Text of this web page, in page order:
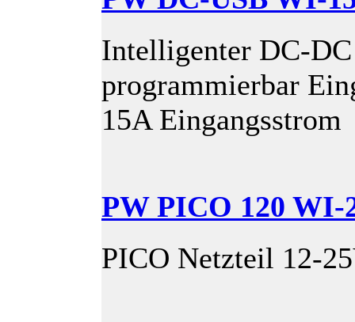
Intelligenter DC-
programmierbar
15A Eingangsstrom
PW PICO 120 WI-
PICO Netzteil 12-